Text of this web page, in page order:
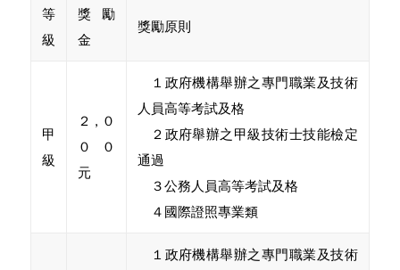
等
級
獎勵
金
獎勵原則
甲
級
２,０
００
元
１政府機構舉辦之專門職業及技術
人員高等考試及格
２政府舉辦之甲級技術士技能檢定
通過
３公務人員高等考試及格
４國際證照專業類
１政府機構舉辦之專門職業及技術